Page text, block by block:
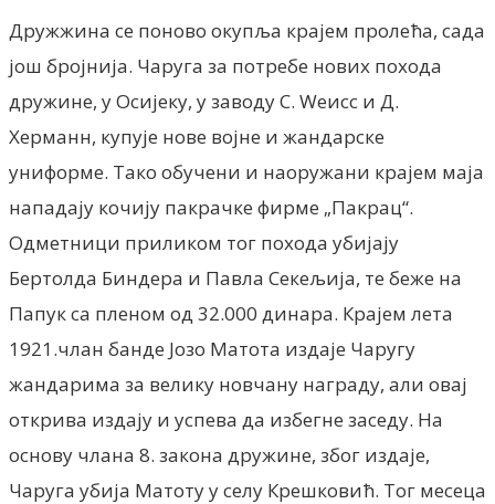
Дружжина се поново окупља крајем пролећа, сада
још бројнија. Чаруга за потребе нових похода
дружине, у Осијеку, у заводу С. Wеисс и Д.
Херманн, купује нове војне и жандарске
униформе. Тако обучени и наоружани крајем маја
нападају кочију пакрачке фирме „Пакрац“.
Одметници приликом тог похода убијају
Бертолда Биндера и Павла Секељија, те беже на
Папук са пленом од 32.000 динара. Крајем лета
1921.члан банде Јозо Матота издаје Чаругу
жандарима за велику новчану награду, али овај
открива издају и успева да избегне заседу. На
основу члана 8. закона дружине, због издаје,
Чаруга убија Матоту у селу Крешковић. Тог месеца